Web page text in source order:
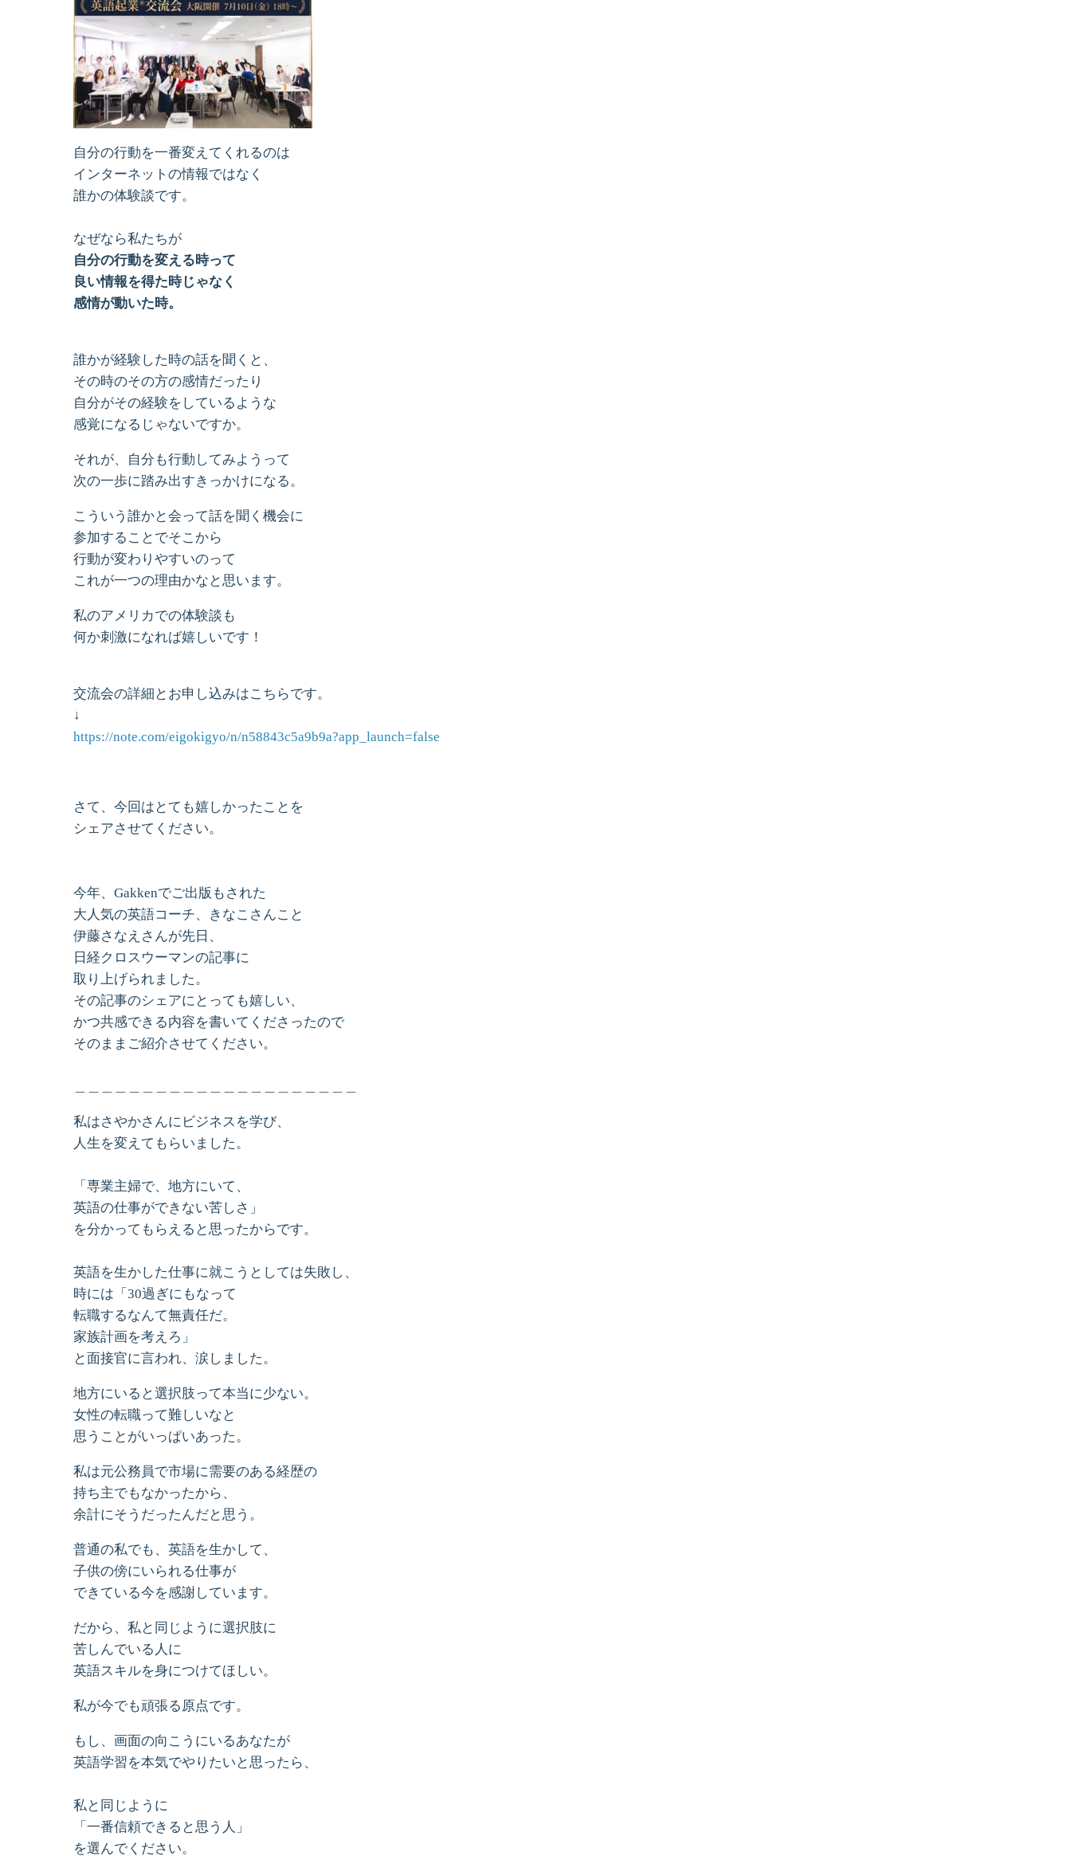
自分の行動を一番変えてくれるのは
インターネットの情報ではなく
誰かの体験談です。
なぜなら私たちが
自分の行動を変える時って
良い情報を得た時じゃなく
感情が動いた時。
誰かが経験した時の話を聞くと、
その時のその方の感情だったり
自分がその経験をしているような
感覚になるじゃないですか。
それが、自分も行動してみようって
次の一歩に踏み出すきっかけになる。
こういう誰かと会って話を聞く機会に
参加することでそこから
行動が変わりやすいのって
これが一つの理由かなと思います。
私のアメリカでの体験談も
何か刺激になれば嬉しいです！
交流会の詳細とお申し込みはこちらです。
↓
https://note.com/eigokigyo/n/n58843c5a9b9a?app_launch=false
さて、今回はとても嬉しかったことを
シェアさせてください。
今年、Gakkenでご出版もされた
大人気の英語コーチ、きなこさんこと
伊藤さなえさんが先日、
日経クロスウーマンの記事に
取り上げられました。
その記事のシェアにとっても嬉しい、
かつ共感できる内容を書いてくださったので
そのままご紹介させてください。
私はさやかさんにビジネスを学び、
人生を変えてもらいました。
「専業主婦で、地方にいて、
英語の仕事ができない苦しさ」
を分かってもらえると思ったからです。
英語を生かした仕事に就こうとしては失敗し、
時には「30過ぎにもなって
転職するなんて無責任だ。
家族計画を考えろ」
と面接官に言われ、涙しました。
地方にいると選択肢って本当に少ない。
女性の転職って難しいなと
思うことがいっぱいあった。
私は元公務員で市場に需要のある経歴の
持ち主でもなかったから、
余計にそうだったんだと思う。
普通の私でも、英語を生かして、
子供の傍にいられる仕事が
できている今を感謝しています。
だから、私と同じように選択肢に
苦しんでいる人に
英語スキルを身につけてほしい。
私が今でも頑張る原点です。
もし、画面の向こうにいるあなたが
英語学習を本気でやりたいと思ったら、
私と同じように
「一番信頼できると思う人」
を選んでください。